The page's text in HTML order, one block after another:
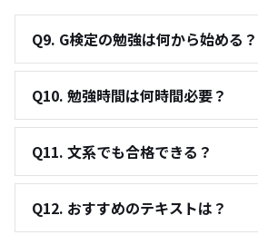
Q9. G検定の勉強は何から始める？
Q10. 勉強時間は何時間必要？
Q11. 文系でも合格できる？
Q12. おすすめのテキストは？